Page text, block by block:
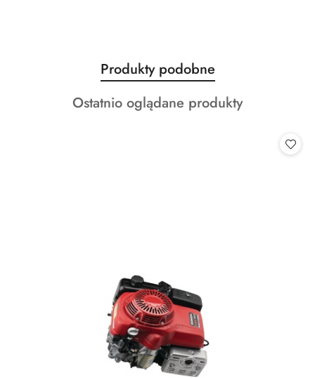
Pomiń karuzelę produktów
Produkty
o
statusie:
Produkty podobne
Produkty
Ostatnio oglądane produkty